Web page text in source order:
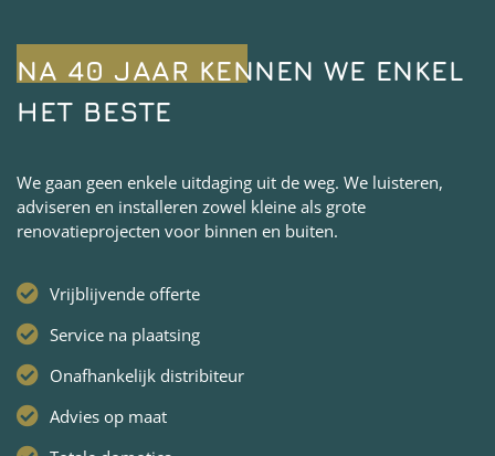
NA 40 JAAR KENNEN WE ENKEL
HET BESTE
We gaan geen enkele uitdaging uit de weg. We luisteren,
adviseren en installeren zowel kleine als grote
renovatieprojecten voor binnen en buiten.
Vrijblijvende offerte
Service na plaatsing
Onafhankelijk distribiteur
Advies op maat